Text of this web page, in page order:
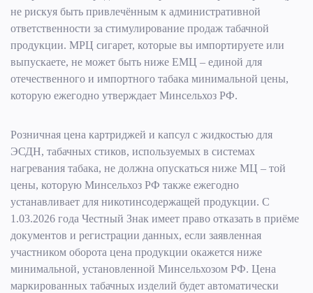
не рискуя быть привлечённым к административной
ответственности за стимулирование продаж табачной
продукции. МРЦ сигарет, которые вы импортируете или
выпускаете, не может быть ниже ЕМЦ – единой для
отечественного и импортного табака минимальной цены,
которую ежегодно утверждает Минсельхоз РФ.
Розничная цена картриджей и капсул с жидкостью для
ЭСДН, табачных стиков, используемых в системах
нагревания табака, не должна опускаться ниже МЦ – той
цены, которую Минсельхоз РФ также ежегодно
устанавливает для никотинсодержащей продукции. С
1.03.2026 года Честный Знак имеет право отказать в приёме
документов и регистрации данных, если заявленная
участником оборота цена продукции окажется ниже
минимальной, установленной Минсельхозом РФ. Цена
маркированных табачных изделий будет автоматически